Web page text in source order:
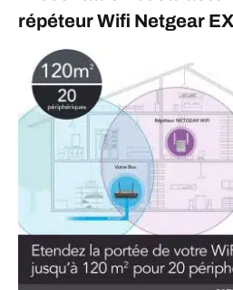
répéteur Wifi Netgear